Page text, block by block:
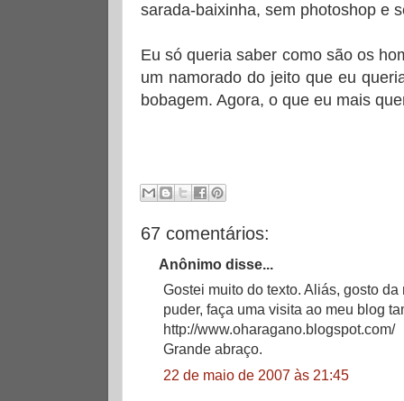
sarada-baixinha, sem photoshop e
Eu só queria saber como são os
um namorado do jeito que eu
bobagem. Agora, o que eu mais
67 comentários:
Anônimo disse...
Gostei muito do texto. Aliás, gosto
puder, faça uma visita ao meu blog
http://www.oharagano.blogspot.com/
Grande abraço.
22 de maio de 2007 às 21:45